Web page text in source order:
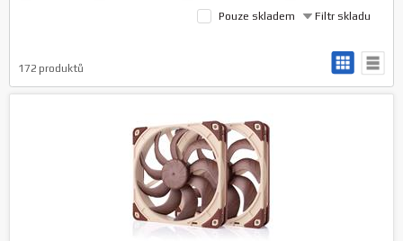
Filtr skladu
Pouze skladem
172 produktů